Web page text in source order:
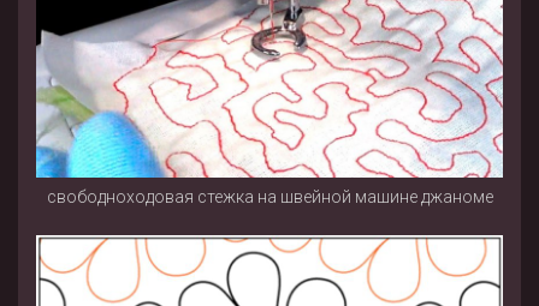
свободноходовая стежка на швейной машине джаноме